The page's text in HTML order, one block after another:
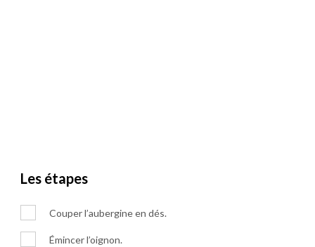
Les étapes
Couper l’aubergine en dés.
Émincer l’oignon.